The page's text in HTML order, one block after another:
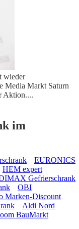
wieder
Media Markt Saturn
Aktion....
im
EURONICS
HEM expert
Gefrierschrank
OBI
Marken-Discount
Aldi Nord
BauMarkt